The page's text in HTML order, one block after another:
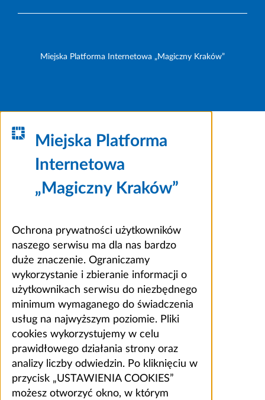
Miejska Platforma Internetowa „Magiczny Kraków”
Miejska Platforma
Internetowa
„Magiczny Kraków”
Ochrona prywatności użytkowników
naszego serwisu ma dla nas bardzo
duże znaczenie. Ograniczamy
wykorzystanie i zbieranie informacji o
użytkownikach serwisu do niezbędnego
minimum wymaganego do świadczenia
usług na najwyższym poziomie. Pliki
cookies wykorzystujemy w celu
prawidłowego działania strony oraz
analizy liczby odwiedzin. Po kliknięciu w
przycisk „USTAWIENIA COOKIES”
możesz otworzyć okno, w którym